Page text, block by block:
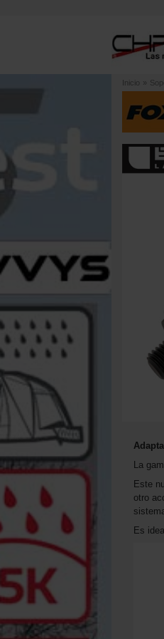
Inicio »
La
Este
otro
Es